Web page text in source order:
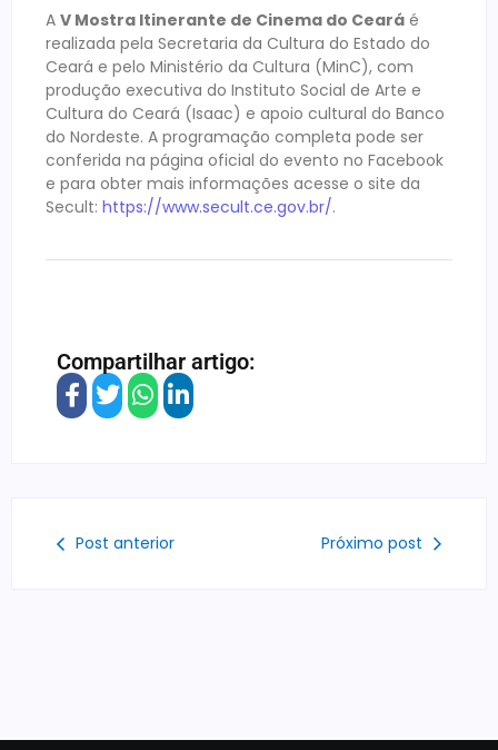
A V Mostra Itinerante de Cinema do Ceará é
realizada pela Secretaria da Cultura do Estado do
Ceará e pelo Ministério da Cultura (MinC), com
produção executiva do Instituto Social de Arte e
Cultura do Ceará (Isaac) e apoio cultural do Banco
do Nordeste. A programação completa pode ser
conferida na página oficial do evento no Facebook
e para obter mais informações acesse o site da
Secult: https://www.secult.ce.gov.br/.
Compartilhar artigo:
Post anterior Próximo post